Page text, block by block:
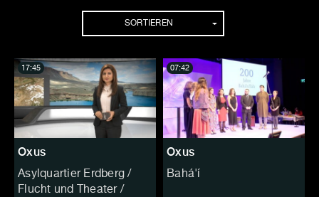
SORTIEREN
Oxus
Asylquartier Erdberg /
Flucht und Theater /
17:45
Oxus
Bahá'í
07:42